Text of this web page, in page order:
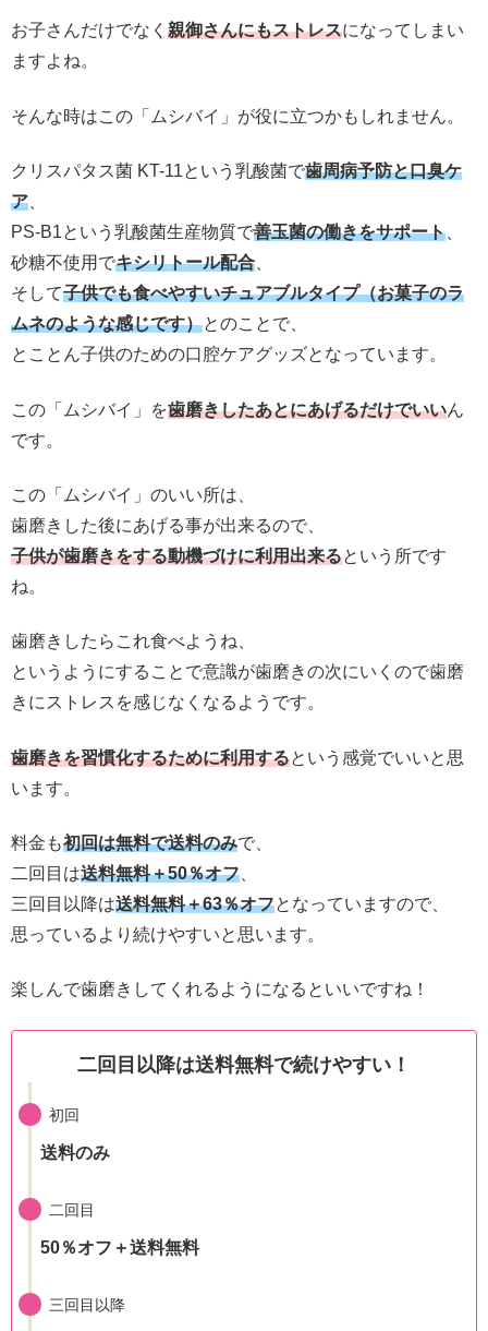
お子さんだけでなく 親御さんにもストレスになってしまい
ますよね。
そんな時はこの「ムシバイ」が役に立つかもしれません。
クリスパタス菌 KT-11という乳酸菌で歯周病予防と口臭ケ
ア
PS-B1という乳酸菌生産物質で善玉菌の働きをサポート
砂糖不使用でキシリトール配合
そして子供でも食べやすいチュアブルタイプ（お菓子のラ
ムネのような感じです）とのことで、
とことん子供のための口腔ケアグッズとなっています。
この「ムシバイ」を歯磨きしたあとにあげるだけでいいん
です。
この「ムシバイ」のいい所は、
歯磨きした後にあげる事が出来るので、
子供が歯磨きをする動機づけに利用出来るという所です
ね。
歯磨きしたらこれ食べようね、
というようにすることで意識が歯磨きの次にいくので歯磨
きにストレスを感じなくなるようです。
歯磨きを習慣化するために利用するという感覚でいいと思
います。
料金も初回は無料で送料のみで、
二回目は送料無料＋50％オフ
三回目以降は送料無料＋63％オフとなっていますので、
思っているより続けやすいと思います。
楽しんで歯磨きしてくれるようになるといいですね！
二回目以降は送料無料で続けやすい！
初回
送料のみ
二回目
50％オフ＋送料無料
三回目以降